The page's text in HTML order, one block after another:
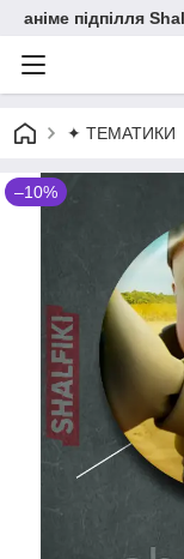
аніме підпілля
✦ ТЕМАТИКИ
–10%